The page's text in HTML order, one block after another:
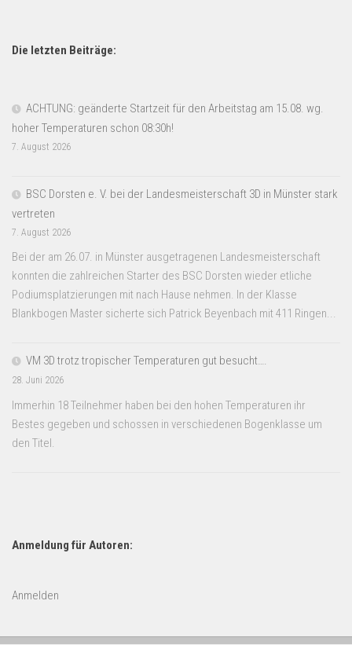
Die letzten Beiträge:
ACHTUNG: geänderte Startzeit für den Arbeitstag am 15.08. wg.
hoher Temperaturen schon 08:30h!
7. August 2026
BSC Dorsten e. V. bei der Landesmeisterschaft 3D in Münster stark
vertreten
7. August 2026
Bei der am 26.07. in Münster ausgetragenen Landesmeisterschaft
konnten die zahlreichen Starter des BSC Dorsten wieder etliche
Podiumsplatzierungen mit nach Hause nehmen. In der Klasse
Blankbogen Master sicherte sich Patrick Beyenbach mit 411 Ringen...
VM 3D trotz tropischer Temperaturen gut besucht….
28. Juni 2026
Immerhin 18 Teilnehmer haben bei den hohen Temperaturen ihr
Bestes gegeben und schossen in verschiedenen Bogenklasse um
den Titel.
Anmeldung für Autoren:
Anmelden